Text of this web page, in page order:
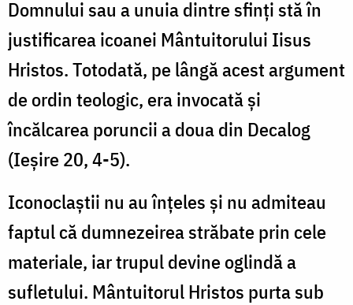
Domnului sau a unuia dintre sfinţi stă în
justificarea icoanei Mântuitorului Iisus
Hristos. Totodată, pe lângă acest argument
de ordin teologic, era invocată şi
încălcarea poruncii a doua din Decalog
(Ieşire 20, 4-5).
Iconoclaştii nu au înţeles şi nu admiteau
faptul că dumnezeirea străbate prin cele
materiale, iar trupul devine oglindă a
sufletului. Mântuitorul Hristos purta sub